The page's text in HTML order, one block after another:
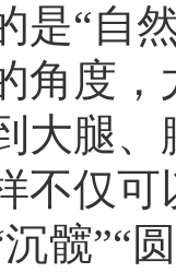
是“自
角度
大腿
不仅
髋”“